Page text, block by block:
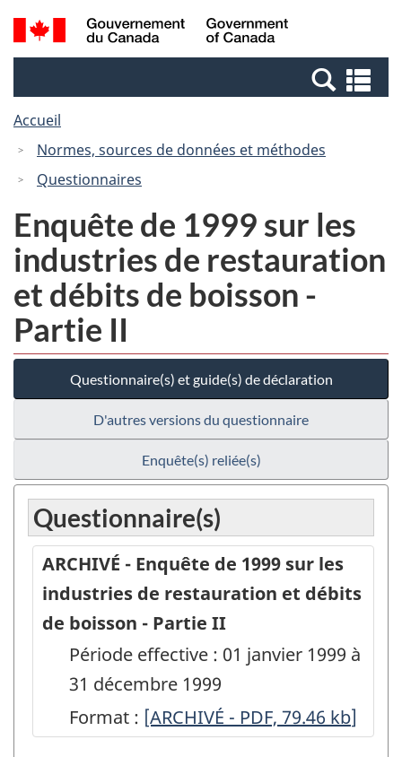
Passer
au
Passer
à
Canada
Recherche
et
et
Accueil
Normes, sources de données et méthodes
Questionnaires
Enquête de 1999 sur les
industries de restauration
et débits de boisson -
Partie II
Questionnaire(s) et guide(s) de déclaration
D'autres versions du questionnaire
Enquête(s) reliée(s)
Questionnaire(s)
ARCHIVÉ - Enquête de 1999 sur les
industries de restauration et débits
de boisson - Partie II
Période effective : 01 janvier 1999 à
31 décembre 1999
Format : ARCHIVÉ
[ARCHIVÉ - PDF, 79.46 kb]